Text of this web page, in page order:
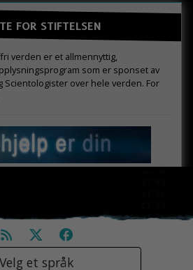
FOR STIFTELSEN
verden er et allmennyttig,
som er sponset av
Scientologister over hele verden. For
Velg et språk